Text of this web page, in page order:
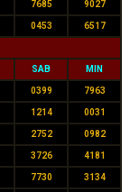
7685 9027
0453 6517
SAB MIN
0399 7963
1214 0031
2752 0982
3726 4181
7730 3134